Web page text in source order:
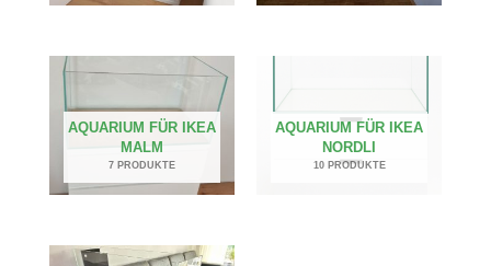
AQUARIUM FÜR IKEA
MALM
7 PRODUKTE
AQUARIUM FÜR IKEA
NORDLI
10 PRODUKTE